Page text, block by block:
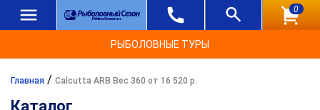
0
РЫБОЛОВНЫЕ ТУРЫ
Главная / Calcutta ARB Вес 360 от 16 520 р.
Каталог